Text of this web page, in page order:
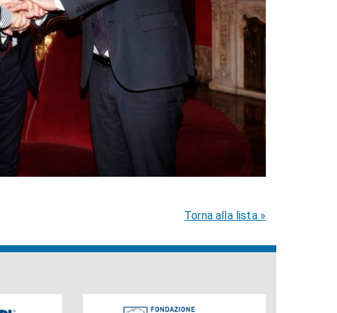
Torna alla lista »
Fondazione